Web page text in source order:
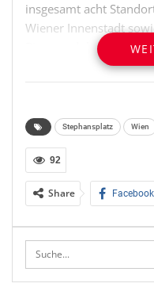
insgesamt acht
Wiener Innenstadt
Riesenradplatz im
entgegengefiebert.
STUNDEN
In den ersten vier
bereits rund 250.000
Bühnen in der
sind keine
Stephansplatz Wien
92
Share Facebook